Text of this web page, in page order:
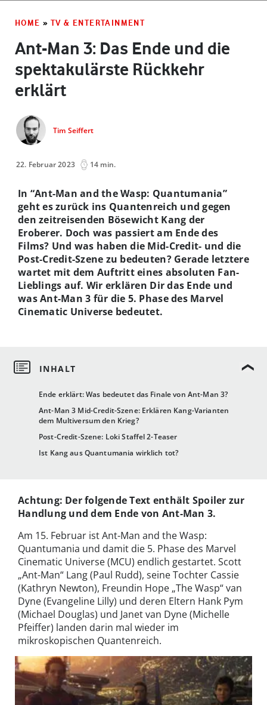
HOME » TV & ENTERTAINMENT
Ant-Man 3: Das Ende und die
spektakulärste Rückkehr
erklärt
Tim Seiffert
22. Februar 2023 14 min.
Ende erklärt: Was bedeutet das Finale von Ant-Man 3?
Ant-Man 3 Mid-Credit-Szene: Erklären Kang-Varianten
dem Multiversum den Krieg?
Post-Credit-Szene: Loki Staffel 2-Teaser
Ist Kang aus Quantumania wirklich tot?
In “Ant-Man and the Wasp: Quantumania”
geht es zurück ins Quantenreich und gegen
den zeitreisenden Bösewicht Kang der
Eroberer. Doch was passiert am Ende des
Films? Und was haben die Mid-Credit- und die
Post-Credit-Szene zu bedeuten? Gerade letztere
wartet mit dem Auftritt eines absoluten Fan-
Lieblings auf. Wir erklären Dir das Ende und
was Ant-Man 3 für die 5. Phase des Marvel
Cinematic Universe bedeutet.
Achtung: Der folgende Text enthält Spoiler zur
Handlung und dem Ende von Ant-Man 3.
Am 15. Februar ist Ant-Man and the Wasp:
Quantumania und damit die 5. Phase des Marvel
Cinematic Universe (MCU) endlich gestartet. Scott
„Ant-Man“ Lang (Paul Rudd), seine Tochter Cassie
(Kathryn Newton), Freundin Hope „The Wasp“ van
Dyne (Evangeline Lilly) und deren Eltern Hank Pym
(Michael Douglas) und Janet van Dyne (Michelle
Pfeiffer) landen darin mal wieder im
mikroskopischen Quantenreich.